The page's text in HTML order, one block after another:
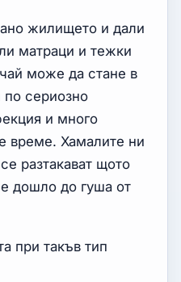
жилището и дали
матраци и тежки
може да стане в
по сериозно
и много
време. Хамалите ни
разтакават щото
дошло до гуша от
при такъв тип